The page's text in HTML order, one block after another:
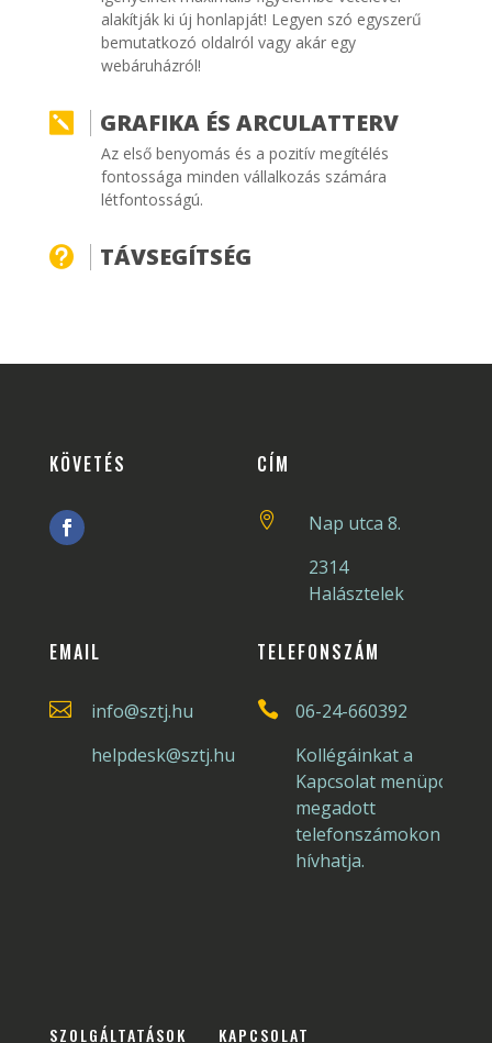
alakítják ki új honlapját! Legyen szó egyszerű
bemutatkozó oldalról vagy akár egy
webáruházról!
 GRAFIKA ÉS ARCULATTERV
Az első benyomás és a pozitív megítélés
fontossága minden vállalkozás számára
létfontosságú.
 TÁVSEGÍTSÉG
KÖVETÉS CÍM

Nap utca 8.
2314
Halásztelek
EMAIL

info@sztj.hu
helpdesk@sztj.hu
TELEFONSZÁM

06-24-660392
Kollégáinkat a
Kapcsolat
megadott
telefonszámokon
hívhatja.
SZOLGÁLTATÁSOK KAPCSOLAT